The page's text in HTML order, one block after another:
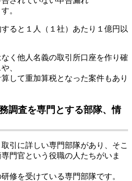
。
ると１人（１社）あたり１億円以
く他人名義の取引所口座を作り確
、
して重加算税となった案件もあり
調査を専門とする部隊、情
引に詳しい専門部隊があり、そこ
門官という役職の人たちがいま
修を受けている専門部隊です。